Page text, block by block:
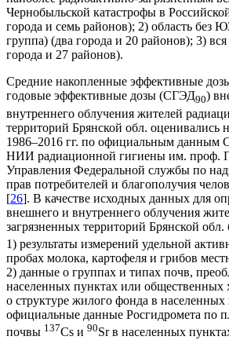
Чернобыльской катастрофы в
города и семь районов); 2) область без
группа) (два города и 20 районов); 3)
города и 27 районов).
Средние накопленные эффективные
годовые эффективные дозы (СГЭД90)
внутреннего облучения жителей
территорий Брянской обл. оценивались
1986–2016 гг. по официальным данным
НИИ радиационной гигиены им. проф.
Управления Федеральной службы по
прав потребителей и благополучия
[26]. В качестве исходных данных для
внешнего и внутреннего облучения
загрязненных территорий Брянской
1) результаты измерений удельной
пробах молока, картофеля и грибов
2) данные о группах и типах почв,
населенных пунктах или общественных
о структуре жилого фонда в населенных
официальные данные Росгидромета по
почвы 137Cs и 90Sr в населенных